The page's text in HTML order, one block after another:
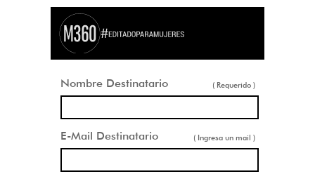
Nombre Destinatario ( Requerido )
E-Mail Destinatario ( Ingresa un mail )